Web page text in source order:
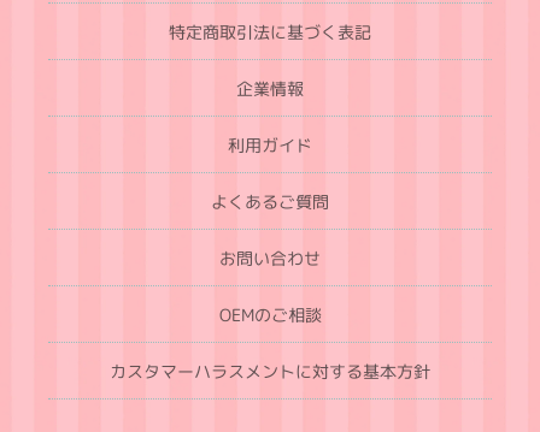
特定商取引法に基づく表記
企業情報
利用ガイド
よくあるご質問
お問い合わせ
OEMのご相談
カスタマーハラスメントに対する基本方針